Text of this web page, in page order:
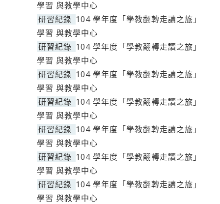
學習 與教學中心
研習紀錄 104 學年度「學教翻轉走讀之旅」
學習 與教學中心
研習紀錄 104 學年度「學教翻轉走讀之旅」
學習 與教學中心
研習紀錄 104 學年度「學教翻轉走讀之旅」
學習 與教學中心
研習紀錄 104 學年度「學教翻轉走讀之旅」
學習 與教學中心
研習紀錄 104 學年度「學教翻轉走讀之旅」
學習 與教學中心
研習紀錄 104 學年度「學教翻轉走讀之旅」
學習 與教學中心
研習紀錄 104 學年度「學教翻轉走讀之旅」
學習 與教學中心